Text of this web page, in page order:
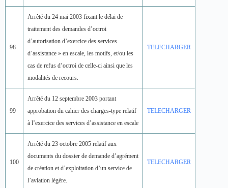
98
Arrêté du 24 mai 2003 fixant le délai de
traitement des demandes d’octroi
d’autorisation d’exercice des services
d’assistance » en escale, les motifs, et/ou les
cas de refus d’octroi de celle-ci ainsi que les
modalités de recours.
TELECHARGER
99
Arrêté du 12 septembre 2003 portant
approbation du cahier des charges-type relatif
à l’exercice des services d’assistance en escale
TELECHARGER
100
Arrêté du 23 octobre 2005 relatif aux
documents du dossier de demande d’agrément
de création et d’exploitation d’un service de
l’aviation légère.
TELECHARGER